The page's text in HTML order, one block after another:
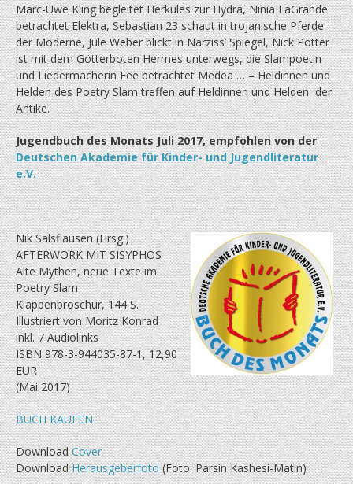
Marc-Uwe Kling begleitet Herkules zur Hydra, Ninia LaGrande
betrachtet Elektra, Sebastian 23 schaut in trojanische Pferde
der Moderne, Jule Weber blickt in Narziss’ Spiegel, Nick Pötter
ist mit dem Götterboten Hermes unterwegs, die Slampoetin
und Liedermacherin Fee betrachtet Medea … – Heldinnen und
Helden des Poetry Slam treffen auf Heldinnen und Helden der
Antike.
Jugendbuch des Monats Juli 2017, empfohlen von der
Deutschen Akademie für Kinder- und Jugendliteratur
e.V.
Nik Salsflausen (Hrsg.)
AFTERWORK MIT SISYPHOS
Alte Mythen, neue Texte im
Poetry Slam
Klappenbroschur, 144 S.
Illustriert von Moritz Konrad
inkl. 7 Audiolinks
ISBN 978-3-944035-87-1, 12,90
EUR
(Mai 2017)
BUCH KAUFEN
DownloadCover
DownloadHerausgeberfoto(Foto: Parsin Kashesi-Matin)